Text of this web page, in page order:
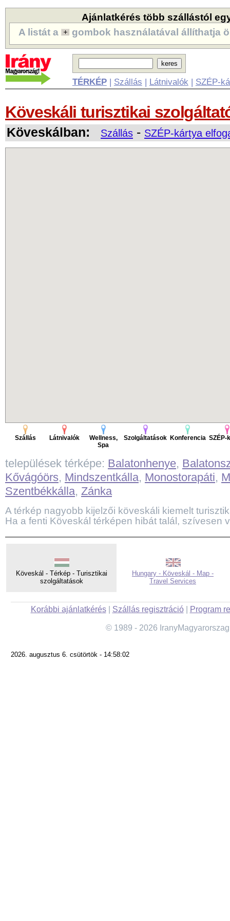
Ajánlatkérés több szállástól
A listát a
gombok használatával állíthatja
TÉRKÉP| Szállás | Látnivalók | SZÉP-
Köveskáli turisztikai
Köveskálban: Szállás - SZÉP-kártya
Szállás Látnivalók
Wellness,
Spa
Szolgáltatások Konferencia SZÉP-
települések térképe: Balatonhenye,
Kővágóörs, Mindszentkálla, Monostorapáti,
Szentbékkálla, Zánka
A térkép nagyobb kijelzői köveskáli kiemelt
Ha a fenti Köveskál térképen hibát talál, szívesen
Köveskál - Térkép - Turisztikai
szolgáltatások
Hungary - Köveskál - Map -
Travel Services
Korábbi ajánlatkérés| Szállás regisztráció| Program
© 1989 - 2026
2026. augusztus 6. csütörtök - 14:58:02